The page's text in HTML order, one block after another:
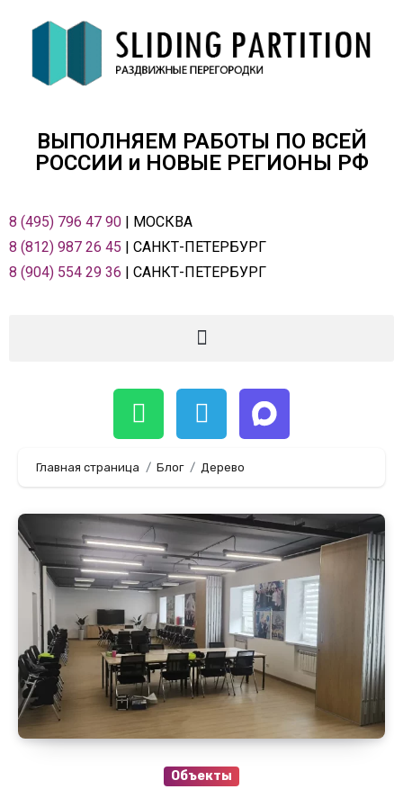
ВЫПОЛНЯЕМ РАБОТЫ ПО ВСЕЙ
РОСCИИ и НОВЫЕ РЕГИОНЫ РФ
8 (495) 796 47 90 | МОСКВА
8 (812) 987 26 45 | САНКТ-ПЕТЕРБУРГ
8 (904) 554 29 36 | САНКТ-ПЕТЕРБУРГ
Главная страница Блог Дерево
Объекты